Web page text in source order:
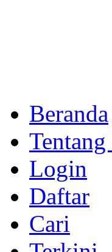
Beranda
Login
Daftar
Cari